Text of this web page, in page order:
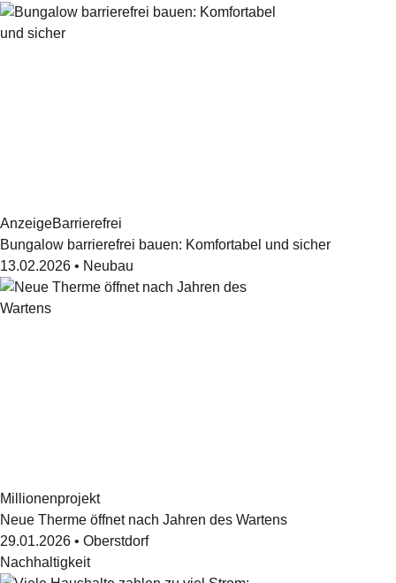
AnzeigeBarrierefrei
Bungalow barrierefrei bauen: Komfortabel und sicher
13.02.2026 • Neubau
Millionenprojekt
Neue Therme öffnet nach Jahren des Wartens
29.01.2026 • Oberstdorf
Nachhaltigkeit